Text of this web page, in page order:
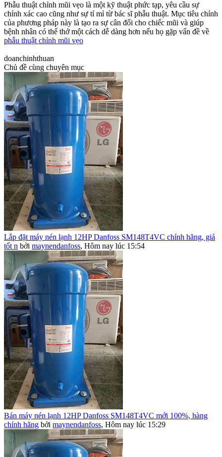
Phẫu thuật chỉnh mũi vẹo là một kỹ thuật phức tạp, yêu cầu sự
chính xác cao cũng như sự tỉ mỉ từ bác sĩ phẫu thuật. Mục tiêu chính
của phương pháp này là tạo ra sự cân đối cho chiếc mũi và giúp
bệnh nhân có thể thở một cách dễ dàng hơn nếu họ gặp vấn đề về
phẫu thuật chỉnh mũi vẹo
doanchinhthuan
Chủ đề cùng chuyên mục
Lắp đặt máy nén lạnh 12HP Danfoss SM148T4VC chính hãng, giá
tốt n bởi maynendanfoss, Hôm nay lúc 15:54
Bán máy nén lạnh 12HP Danfoss SM148T4VC mới 100%, hàng
chính hãng bởi maynendanfoss, Hôm nay lúc 15:29